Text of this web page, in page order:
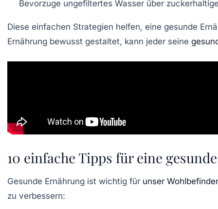
Bevorzuge ungefiltertes Wasser über
Diese einfachen Strategien helfen, eine gesunde
Ernährung bewusst gestaltet, kann jeder seine
10 einfache Tipps für eine
Gesunde Ernährung ist wichtig für unser
zu verbessern: